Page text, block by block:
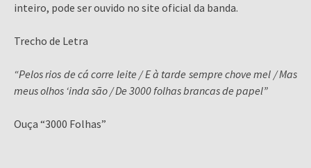
inteiro, pode ser ouvido no site oficial da banda.
Trecho de Letra
“Pelos rios de cá corre leite / E à tarde sempre chove mel / Mas
meus olhos ‘inda são / De 3000 folhas brancas de papel”
Ouça “3000 Folhas”